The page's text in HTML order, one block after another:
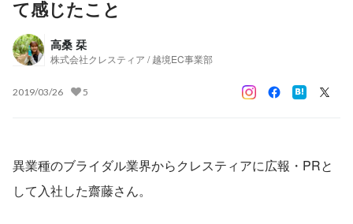
て感じたこと
高桑 栞
株式会社クレスティア / 越境EC事業部
2019/03/26 5
異業種のブライダル業界からクレスティアに広報・PRと
して入社した齋藤さん。